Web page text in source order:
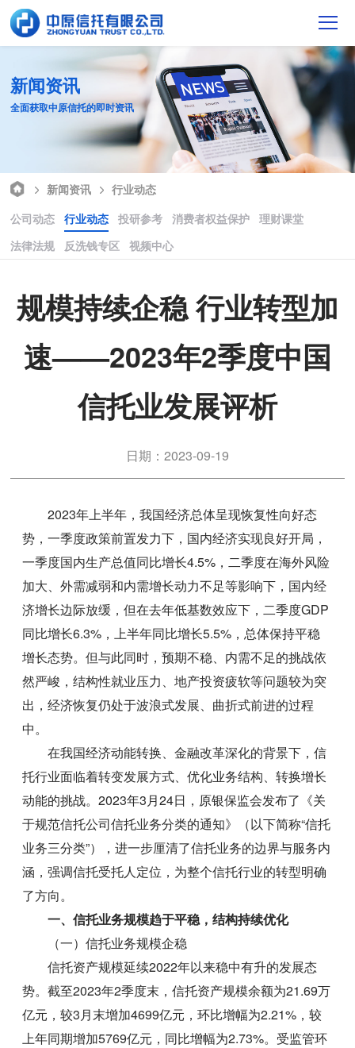
新闻资讯
全面获取中原信托的即时资讯
新闻资讯
行业动态
公司动态
行业动态 投研参考 消费者权益保护
理财课堂
法律法规
反洗钱专区 视频中心
规模持续企稳 行业转型加
速——2023年2季度中国
信托业发展评析
日期：2023-09-19
2023年上半年，我国经济总体呈现恢复性向好态
势，一季度政策前置发力下，国内经济实现良好开局，
一季度国内生产总值同比增长4.5%，二季度在海外风险
加大、外需减弱和内需增长动力不足等影响下，国内经
济增长边际放缓，但在去年低基数效应下，二季度GDP
同比增长6.3%，上半年同比增长5.5%，总体保持平稳
增长态势。但与此同时，预期不稳、内需不足的挑战依
然严峻，结构性就业压力、地产投资疲软等问题较为突
出，经济恢复仍处于波浪式发展、曲折式前进的过程
中。
在我国经济动能转换、金融改革深化的背景下，信
托行业面临着转变发展方式、优化业务结构、转换增长
动能的挑战。2023年3月24日，原银保监会发布了《关
于规范信托公司信托业务分类的通知》（以下简称“信托
业务三分类”），进一步厘清了信托业务的边界与服务内
涵，强调信托受托人定位，为整个信托行业的转型明确
了方向。
一、信托业务规模趋于平稳，结构持续优化
（一）信托业务规模企稳
信托资产规模延续2022年以来稳中有升的发展态
势。截至2023年2季度末，信托资产规模余额为21.69万
亿元，较3月末增加4699亿元，环比增幅为2.21%，较
上年同期增加5769亿元，同比增幅为2.73%。受监管环